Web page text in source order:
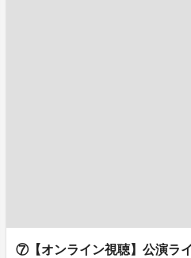
⑦【オンライン視聴】公演ラ